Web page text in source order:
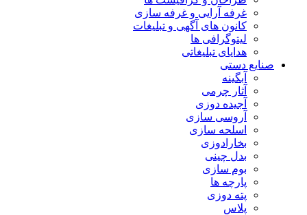
غرفه آرایی و غرفه سازی
کانون های آگهی و تبلیغات
لیتوگرافی ها
هدایای تبلیغاتی
صنایع دستی
آبگینه
آثار چرمی
آجیده دوزی
آروسی سازی
اسلحه سازی
بخارادوزی
بدل چینی
بوم سازی
پارچه ها
پته دوزی
پلاس